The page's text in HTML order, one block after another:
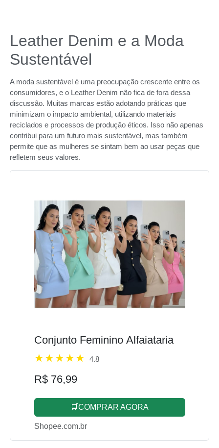
Leather Denim e a Moda
Sustentável
A moda sustentável é uma preocupação crescente entre os
consumidores, e o Leather Denim não fica de fora dessa
discussão. Muitas marcas estão adotando práticas que
minimizam o impacto ambiental, utilizando materiais
reciclados e processos de produção éticos. Isso não apenas
contribui para um futuro mais sustentável, mas também
permite que as mulheres se sintam bem ao usar peças que
refletem seus valores.
Conjunto Feminino Alfaiataria
4.8
R$ 76,99
🛒COMPRAR AGORA
Shopee.com.br